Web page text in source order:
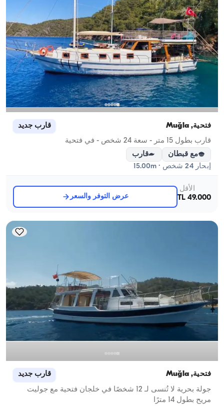
فتحية, Muğla قارب جديد
قارب بطول 15 متر - سعة 24 شخص - في فتحية
مع قبطان
قارب
إبحار 24 شخص · 15.00m
الأقل
49.000 TL
عرض التوفر والسعر
فتحية, Muğla قارب جديد
جولة بحرية لا تُنسى لـ 12 شخصًا في خلجان فتحية مع جوليت
مريح بطول 14 مترًا